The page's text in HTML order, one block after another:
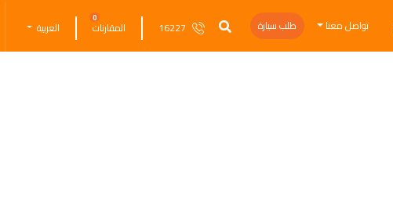
تواصل معنا طلب سيارة 16227 المقارنات
0
العربية